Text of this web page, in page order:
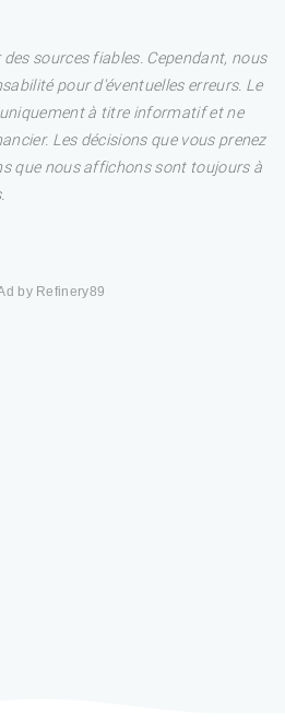
sources fiables. Cependant, nous
pour d'éventuelles erreurs. Le
à titre informatif et ne
Les décisions que vous prenez
que nous affichons sont toujours à
by Refinery89